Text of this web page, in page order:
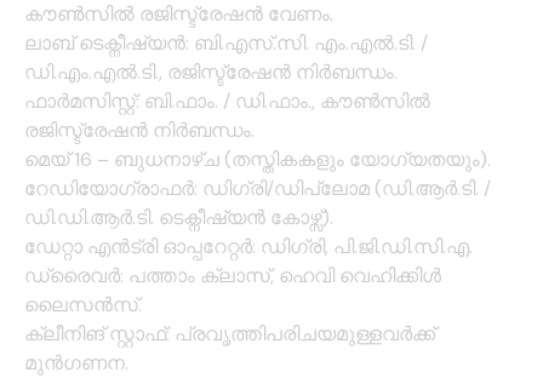
കൗൺസിൽ രജിസ്ട്രേഷൻ വേണം.
ലാബ് ടെക്നീഷ്യൻ: ബി.എസ്.സി. എം.എൽ.ടി. /
ഡി.എം.എൽ.ടി., രജിസ്ട്രേഷൻ നിർബന്ധം.
ഫാർമസിസ്റ്റ്: ബി.ഫാം. / ഡി.ഫാം., കൗൺസിൽ
രജിസ്ട്രേഷൻ നിർബന്ധം.
മെയ് 16 – ബുധനാഴ്ച (തസ്തികകളും യോഗ്യതയും).
റേഡിയോഗ്രാഫർ: ഡിഗ്രി/ഡിപ്ലോമ (ഡി.ആർ.ടി. /
ഡി.ഡി.ആർ.ടി. ടെക്നീഷ്യൻ കോഴ്സ്).
ഡേറ്റാ എൻട്രി ഓപ്പറേറ്റർ: ഡിഗ്രി, പി.ജി.ഡി.സി.എ.
ഡ്രൈവർ: പത്താം ക്ലാസ്, ഹെവി വെഹിക്കിൾ
ലൈസൻസ്.
ക്ലീനിങ് സ്റ്റാഫ്: പ്രവൃത്തിപരിചയമുള്ളവർക്ക്
മുൻഗണന.